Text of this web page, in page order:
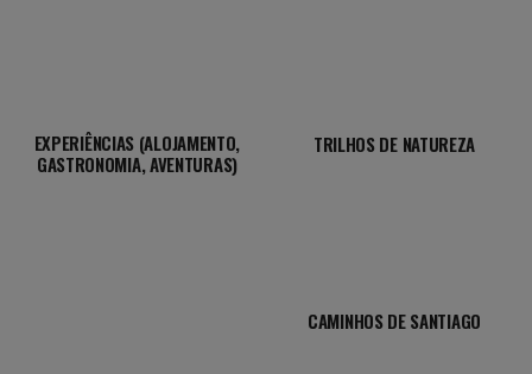
EXPERIÊNCIAS (ALOJAMENTO,
GASTRONOMIA, AVENTURAS)
TRILHOS DE NATUREZA
CAMINHOS DE SANTIAGO